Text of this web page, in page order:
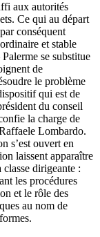
aux autorités
Ce qui au départ
conséquent
et stable
se substitue
de
le problème
qui est de
du conseil
la charge de
Lombardo.
s’est ouvert en
laissent apparaître
dirigeante :
les procédures
et le rôle des
au nom de